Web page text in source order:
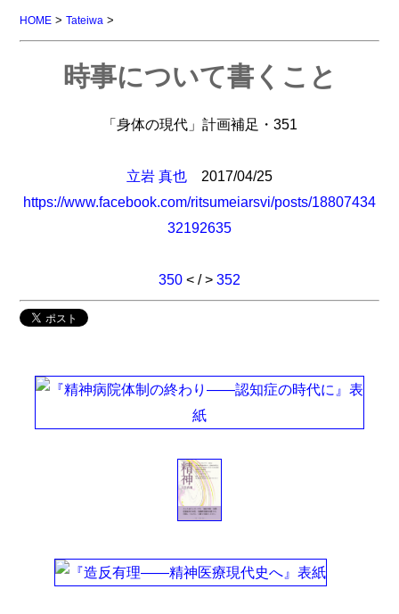
HOME >Tateiwa >
時事について書くこと
「身体の現代」計画補足・351
立岩 真也 2017/04/25
https://www.facebook.com/ritsumeiarsvi/posts/18807434
32192635
350 < / > 352